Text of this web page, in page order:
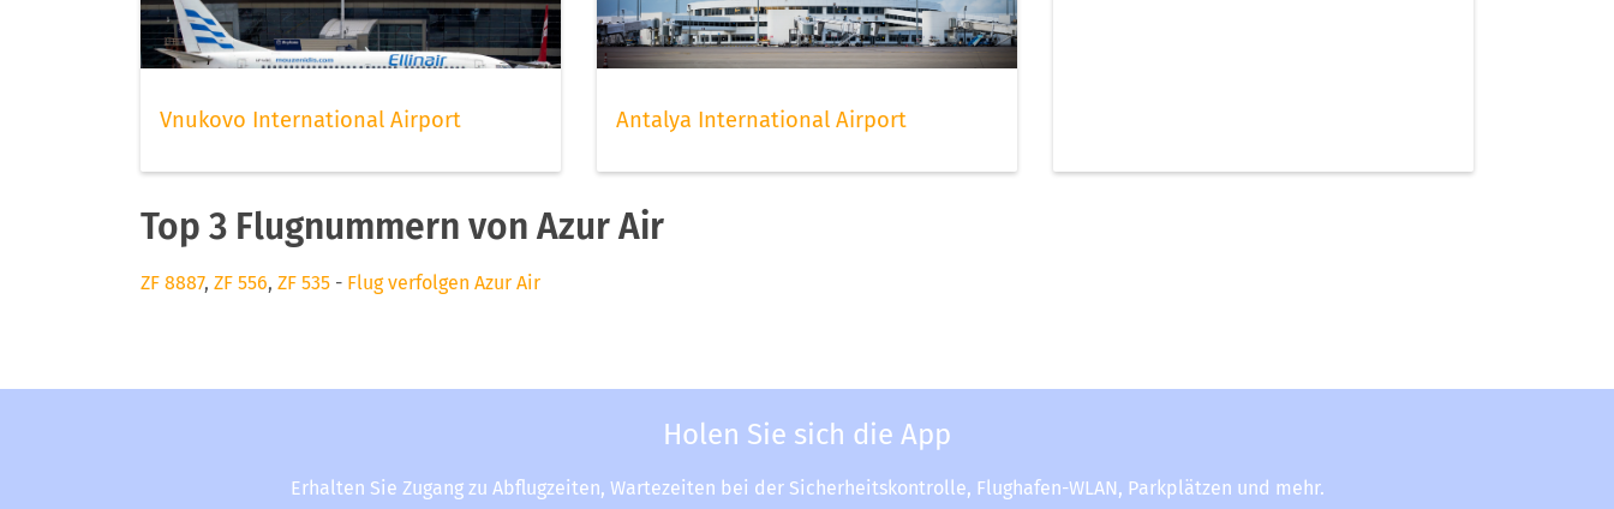
Vnukovo International Airport Antalya International Airport
Top 3 Flugnummern von Azur Air
ZF 8887, ZF 556, ZF 535 - Flug verfolgen Azur Air
Holen Sie sich die App
Erhalten Sie Zugang zu Abflugzeiten, Wartezeiten bei der Sicherheitskontrolle, Flughafen-WLAN, Parkplätzen und mehr.